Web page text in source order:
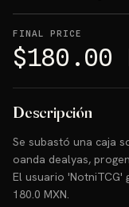
FINAL PRICE
$180.00
Descripción
Se subastó una caja
oanda dealyas,
El usuario 'NotniTCG'
180.0 MXN.